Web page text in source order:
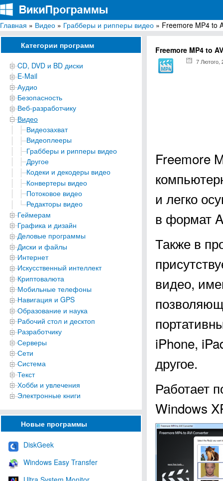
ВикиПрограммы
Энциклопедия бесплатных компьютерных программ для Windows
Главная » Видео » Грабберы и рипперы видео » Freemore MP4 to
Категории программ
CD, DVD и BD диски
E-Mail
Аудио
Безопасность
Веб-разработчику
Видео
Видеозахват
Видеоплееры
Грабберы и рипперы видео
Другое
Кодеки и декодеры видео
Конвертеры видео
Потоковое видео
Редакторы видео
Геймерам
Графика и дизайн
Деловые программы
Диски и файлы
Интернет
Искусственный интеллект
Криптовалюта
Мобильные телефоны
Навигация и GPS
Образование и наука
Рабочий стол и десктоп
Разработчику
Серверы
Сети
Система
Текст
Хобби и увлечения
Электронные книги
Новые программы
DiskGeek
Windows Easy Transfer
Freemore MP4 to
7 Лютого,
Freemore
и легко
в формат
Также в
видео,
iPhone,
другое.
Работает
Windows